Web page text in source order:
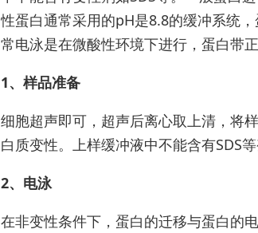
性蛋白通常采用的pH是8.8的缓冲系统
常电泳是在微酸性环境下进行，蛋白带
1、样品准备
细胞超声即可，超声后离心取上清，将
白质变性。上样缓冲液中不能含有SDS等
2、电泳
在非变性条件下，蛋白的迁移与蛋白的